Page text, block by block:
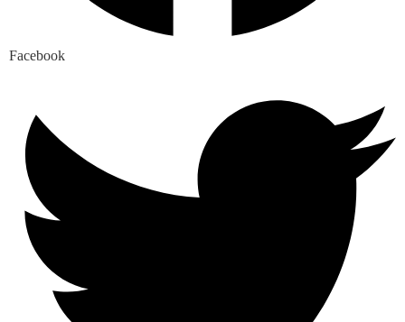
Facebook